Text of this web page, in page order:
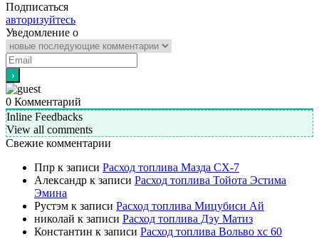
Подписаться
авторизуйтесь
Уведомление о
0 Комментарий
Inline Feedbacks
View all comments
Свежие комментарии
Ппр к записи Расход топлива Мазда СХ-7
Александр к записи Расход топлива Тойота Эстима
Эмина
Рустэм к записи Расход топлива Мицубиси Ай
николай к записи Расход топлива Дэу Матиз
Константин к записи Расход топлива Вольво хс 60